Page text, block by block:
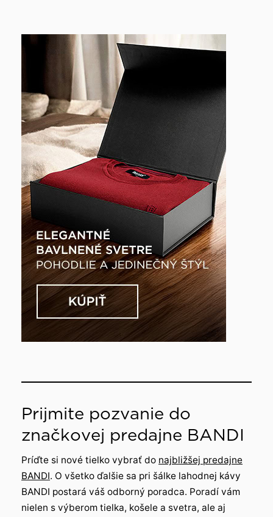
Prijmite pozvanie do
značkovej predajne BANDI
Príďte si nové tielko vybrať do najbližšej predajne
BANDI. O všetko ďalšie sa pri šálke lahodnej kávy
BANDI postará váš odborný poradca. Poradí vám
nielen s výberom tielka, košele a svetra, ale aj